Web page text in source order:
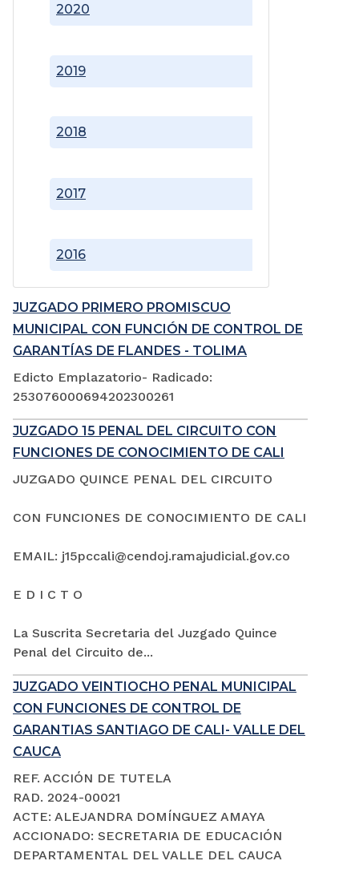
2016
2017
2018
2019
2020
JUZGADO PRIMERO PROMISCUO
MUNICIPAL CON FUNCIÓN DE CONTROL DE
GARANTÍAS DE FLANDES - TOLIMA
Edicto Emplazatorio- Radicado:
253076000694202300261
JUZGADO 15 PENAL DEL CIRCUITO CON
FUNCIONES DE CONOCIMIENTO DE CALI
JUZGADO QUINCE PENAL DEL CIRCUITO
CON FUNCIONES DE CONOCIMIENTO DE CALI
EMAIL: j15pccali@cendoj.ramajudicial.gov.co
E D I C T O
La Suscrita Secretaria del Juzgado Quince
Penal del Circuito de...
JUZGADO VEINTIOCHO PENAL MUNICIPAL
CON FUNCIONES DE CONTROL DE
GARANTIAS SANTIAGO DE CALI- VALLE DEL
CAUCA
REF. ACCIÓN DE TUTELA
RAD. 2024-00021
ACTE: ALEJANDRA DOMÍNGUEZ AMAYA
ACCIONADO: SECRETARIA DE EDUCACIÓN
DEPARTAMENTAL DEL VALLE DEL CAUCA